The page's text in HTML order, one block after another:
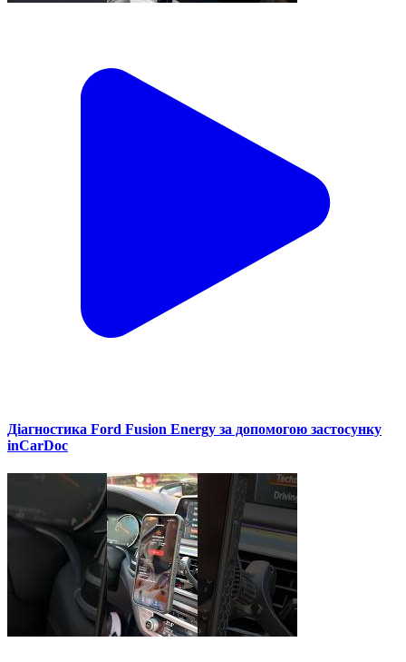
Діагностика Ford Fusion Energy за допомогою застосунку
inCarDoc